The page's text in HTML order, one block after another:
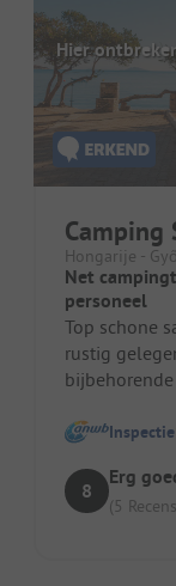
Hier
Camping
Hongarije -
Net
personeel
Top schone
rustig
bijbehorende
Inspectie
8
Erg
(5